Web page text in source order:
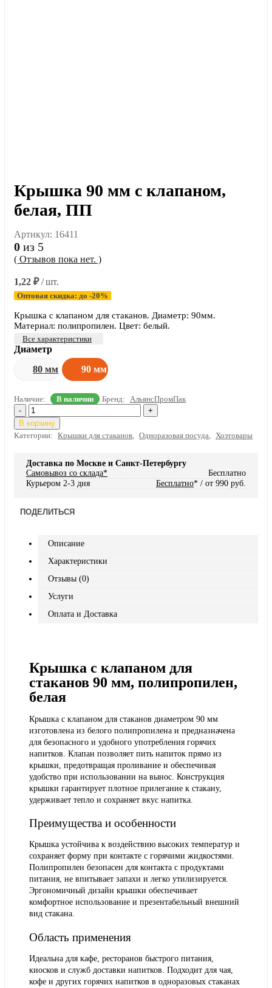
Крышка 90 мм с клапаном,
белая, ПП
Артикул: 16411
0 из 5
( Отзывов пока нет. )
1,22 ₽ / шт.
Оптовая скидка: до -20%
Крышка с клапаном для стаканов. Диаметр: 90мм.
Материал: полипропилен. Цвет: белый.
Все характеристики
Диаметр
80 мм
90 мм
Наличие: В наличии Бренд:
АльянсПромПак
-
+
В корзину
Категории: Крышки для стаканов Одноразовая посуда Хозтовары
Доставка по Москве и Санкт-Петербургу
Самовывоз со склада*
Бесплатно
Курьером 2-3 дня
Бесплатно* / от 990 руб.
ПОДЕЛИТЬСЯ
Описание
Характеристики
Отзывы (0)
Услуги
Оплата и Доставка
Крышка с клапаном для
стаканов 90 мм, полипропилен,
белая
Крышка с клапаном для стаканов диаметром 90 мм
изготовлена из белого полипропилена и предназначена
для безопасного и удобного употребления горячих
напитков. Клапан позволяет пить напиток прямо из
крышки, предотвращая проливание и обеспечивая
удобство при использовании на вынос. Конструкция
крышки гарантирует плотное прилегание к стакану,
удерживает тепло и сохраняет вкус напитка.
Преимущества и особенности
Крышка устойчива к воздействию высоких температур и
сохраняет форму при контакте с горячими жидкостями.
Полипропилен безопасен для контакта с продуктами
питания, не впитывает запахи и легко утилизируется.
Эргономичный дизайн крышки обеспечивает
комфортное использование и презентабельный внешний
вид стакана.
Область применения
Идеальна для кафе, ресторанов быстрого питания,
киосков и служб доставки напитков. Подходит для чая,
кофе и других горячих напитков в одноразовых стаканах